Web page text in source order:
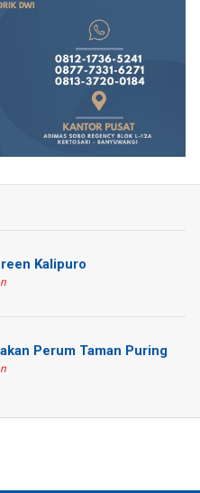
Kalipuro
Perum Taman Puring